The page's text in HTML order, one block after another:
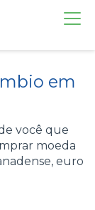
em
você que
moeda
euro